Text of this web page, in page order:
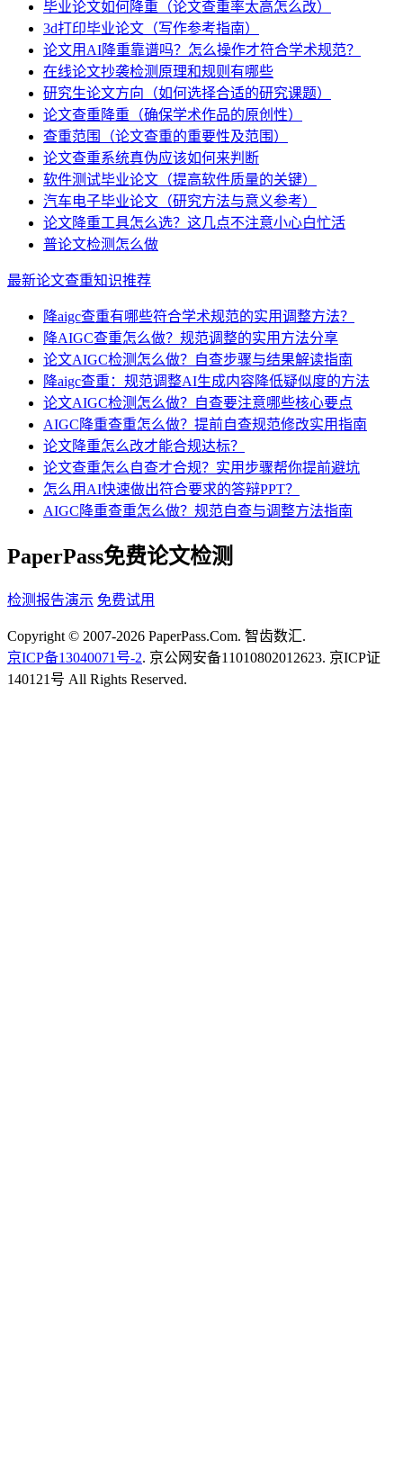
毕业论文如何降重（论文查重率太高怎么改）
3d打印毕业论文（写作参考指南）
论文用AI降重靠谱吗？怎么操作才符合学术规范？
在线论文抄袭检测原理和规则有哪些
研究生论文方向（如何选择合适的研究课题）
论文查重降重（确保学术作品的原创性）
查重范围（论文查重的重要性及范围）
论文查重系统真伪应该如何来判断
软件测试毕业论文（提高软件质量的关键）
汽车电子毕业论文（研究方法与意义参考）
论文降重工具怎么选？这几点不注意小心白忙活
普论文检测怎么做
最新论文查重知识推荐
降aigc查重有哪些符合学术规范的实用调整方法？
降AIGC查重怎么做？规范调整的实用方法分享
论文AIGC检测怎么做？自查步骤与结果解读指南
降aigc查重：规范调整AI生成内容降低疑似度的方法
论文AIGC检测怎么做？自查要注意哪些核心要点
AIGC降重查重怎么做？提前自查规范修改实用指南
论文降重怎么改才能合规达标？
论文查重怎么自查才合规？实用步骤帮你提前避坑
怎么用AI快速做出符合要求的答辩PPT？
AIGC降重查重怎么做？规范自查与调整方法指南
PaperPass免费论文检测
检测报告演示 免费试用
Copyright © 2007-2026 PaperPass.Com. 智齿数汇.
京ICP备13040071号-2. 京公网安备11010802012623. 京ICP证
140121号 All Rights Reserved.